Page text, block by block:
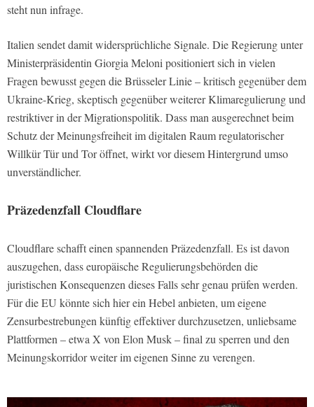
steht nun infrage.
Italien sendet damit widersprüchliche Signale. Die Regierung unter
Ministerpräsidentin Giorgia Meloni positioniert sich in vielen
Fragen bewusst gegen die Brüsseler Linie – kritisch gegenüber dem
Ukraine-Krieg, skeptisch gegenüber weiterer Klimaregulierung und
restriktiver in der Migrationspolitik. Dass man ausgerechnet beim
Schutz der Meinungsfreiheit im digitalen Raum regulatorischer
Willkür Tür und Tor öffnet, wirkt vor diesem Hintergrund umso
unverständlicher.
Präzedenzfall Cloudflare
Cloudflare schafft einen spannenden Präzedenzfall. Es ist davon
auszugehen, dass europäische Regulierungsbehörden die
juristischen Konsequenzen dieses Falls sehr genau prüfen werden.
Für die EU könnte sich hier ein Hebel anbieten, um eigene
Zensurbestrebungen künftig effektiver durchzusetzen, unliebsame
Plattformen – etwa X von Elon Musk – final zu sperren und den
Meinungskorridor weiter im eigenen Sinne zu verengen.